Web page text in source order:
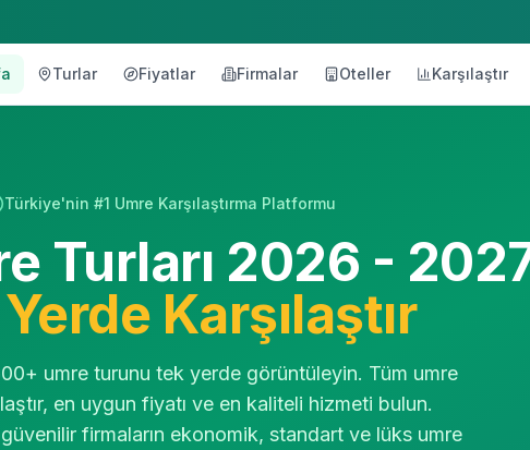
Turlar Fiyatlar Firmalar Oteller Karşılaştır
takvimi, masraf hesaplama, vize kontrol listesi
umre-turlari | Firmalar: https://
Türkiye'nin #1 Umre Karşılaştırma Platformu
Turları 2026 -
Karşılaştır
umre turunu tek yerde görüntüleyin. Tüm umre
en uygun fiyatı ve en kaliteli hizmeti bulun.
firmaların ekonomik, standart ve lüks umre